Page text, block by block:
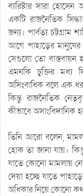
ব্যরিষ্টার সারা
একটি রাজনৈতিক
জন্য। পার্বত্য চট্টগ্রাম
আগে পাহাড়ের
সেগুলো তো বাস্তবায়ন
এমনকি চুক্তির মধ্য
অসিংবাধিক বলে এক
কিন্তু রাজনৈতিক
কীভাবে অসাংবিদানিক
তিনি আরো বলেন,
হোক তা জানা যায়।
যাতে কোনো মামলায়
দেয়া হচ্ছে যাতে
অধিকার নিয়ে কোনো